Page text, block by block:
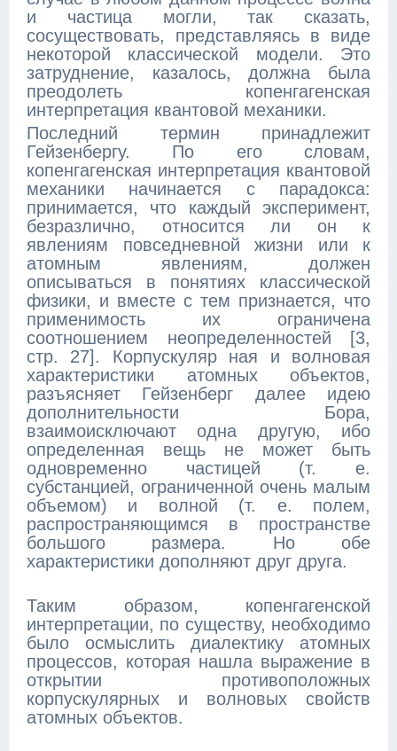
и частица могли, так сказать,
сосуществовать, представляясь в виде
некоторой классической модели. Это
затруднение, казалось, должна была
преодолеть копенгагенская
интерпретация квантовой механики.
Последний термин принадлежит
Гейзенбергу. По его словам,
копенгагенская интерпретация квантовой
механики начинается с парадокса:
принимается, что каждый эксперимент,
безразлично, относится ли он к
явлениям повседневной жизни или к
атомным явлениям, должен
описываться в понятиях классической
физики, и вместе с тем признается, что
применимость их ограничена
соотношением неопределенностей [3,
стр. 27]. Корпускуляр ная и волновая
характеристики атомных объектов,
разъясняет Гейзенберг далее идею
дополнительности Бора,
взаимоисключают одна другую, ибо
определенная вещь не может быть
одновременно частицей (т. е.
субстанцией, ограниченной очень малым
объемом) и волной (т. е. полем,
распространяющимся в пространстве
большого размера. Но обе
характеристики дополняют друг друга.
Таким образом, копенгагенской
интерпретации, по существу, необходимо
было осмыслить диалектику атомных
процессов, которая нашла выражение в
открытии противоположных
корпускулярных и волновых свойств
атомных объектов.